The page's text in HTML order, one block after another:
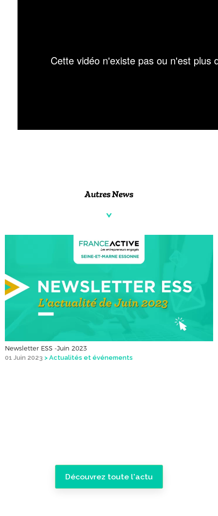
Autres News
Newsletter ESS -Juin 2023
01 Juin 2023 > Actualités et événements
Découvrez toute l'actu